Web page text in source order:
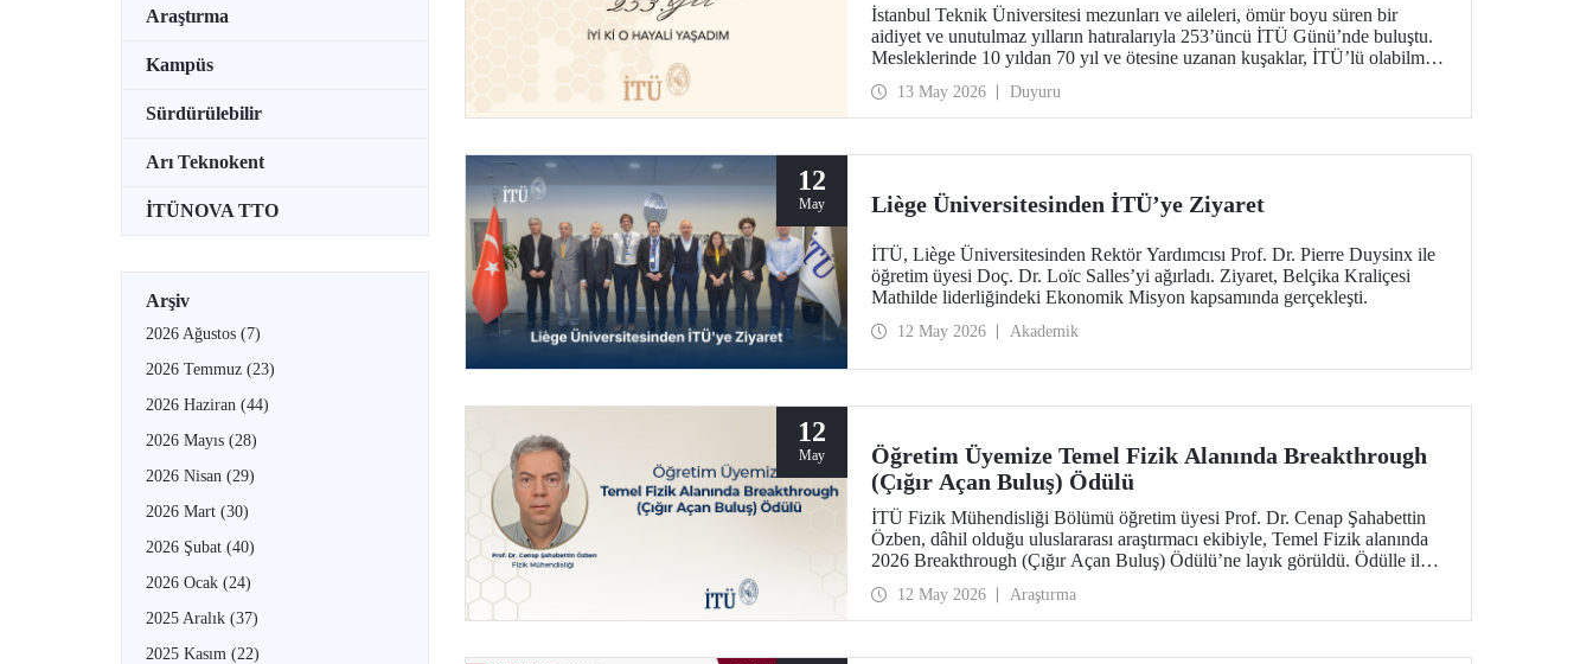
Araştırma
Kampüs
Sürdürülebilir
Arı Teknokent
İTÜNOVA TTO
Arşiv
2026 Ağustos (7)
2026 Temmuz (23)
2026 Haziran (44)
2026 Mayıs (28)
2026 Nisan (29)
2026 Mart (30)
2026 Şubat (40)
2026 Ocak (24)
2025 Aralık (37)
2025 Kasım (22)
İstanbul Teknik Üniversitesi mezunları ve aileleri, ömür boyu süren bir
aidiyet ve unutulmaz yılların hatıralarıyla 253’üncü İTÜ Günü’nde buluştu.
Mesleklerinde 10 yıldan 70 yıl ve ötesine uzanan kuşaklar, İTÜ’lü olabilme
13 May 2026 Duyuru
12
May Liège Üniversitesinden İTÜ’ye Ziyaret
İTÜ, Liège Üniversitesinden Rektör Yardımcısı Prof. Dr. Pierre Duysinx ile
öğretim üyesi Doç. Dr. Loïc Salles’yi ağırladı. Ziyaret, Belçika Kraliçesi
Mathilde liderliğindeki Ekonomik Misyon kapsamında gerçekleşti.
12 May 2026 Akademik
12
May
Öğretim Üyemize Temel Fizik Alanında Breakthrough
(Çığır Açan Buluş) Ödülü
İTÜ Fizik Mühendisliği Bölümü öğretim üyesi Prof. Dr. Cenap Şahabettin
Özben, dâhil olduğu uluslararası araştırmacı ekibiyle, Temel Fizik alanında
2026 Breakthrough (Çığır Açan Buluş) Ödülü’ne layık görüldü. Ödülle ilgili
ötesindeki “yeni fizik” arayışında güçlü bir araç niteliği taşıyor.
12 May 2026 Araştırma